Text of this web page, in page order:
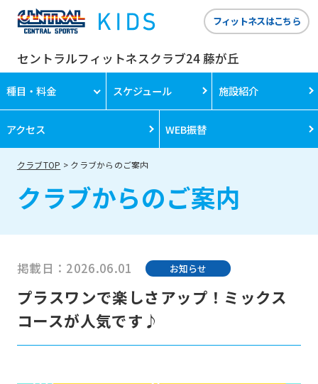
セントラルフィットネスクラブ24 藤が丘
フィットネスはこちら
種目・料金 スケジュール 施設紹介
アクセス WEB振替
クラブTOP クラブからのご案内
クラブからのご案内
掲載日：2026.06.01 お知らせ
プラスワンで楽しさアップ！ミックス
コースが人気です♪